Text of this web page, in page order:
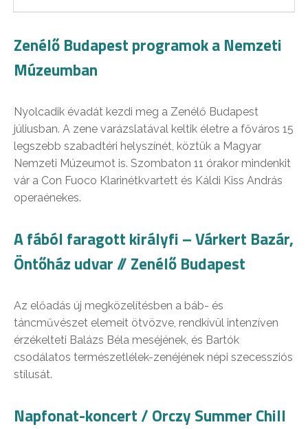
Zenélő Budapest programok a Nemzeti
Múzeumban
Nyolcadik évadát kezdi meg a Zenélő Budapest
júliusban. A zene varázslatával keltik életre a főváros 15
legszebb szabadtéri helyszínét, köztük a Magyar
Nemzeti Múzeumot is. Szombaton 11 órakor mindenkit
vár a Con Fuoco Klarinétkvartett és Káldi Kiss András
operaénekes.
A fából faragott királyfi – Várkert Bazár,
Öntőház udvar // Zenélő Budapest
Az előadás új megközelítésben a báb- és
táncművészet elemeit ötvözve, rendkívül intenzíven
érzékelteti Balázs Béla meséjének, és Bartók
csodálatos természetlélek-zenéjének népi szecessziós
stílusát.
Napfonat-koncert / Orczy Summer Chill